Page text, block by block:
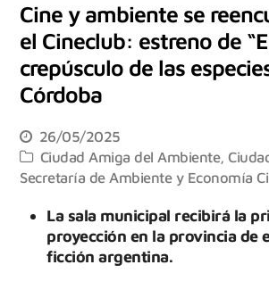
Cine y ambiente se
el Cineclub: estreno de
crepúsculo de las
Córdoba
26/05/2025
Ciudad Amiga del Ambiente,
Secretaría de Ambiente y Economía
La sala municipal recibirá la
proyección en la provincia de
ficción argentina.